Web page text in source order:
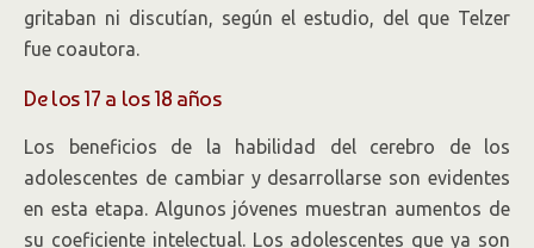
gritaban ni discutían, según el estudio, del que Telzer
fue coautora.
De los 17 a los 18 años
Los beneficios de la habilidad del cerebro de los
adolescentes de cambiar y desarrollarse son evidentes
en esta etapa. Algunos jóvenes muestran aumentos de
su coeficiente intelectual. Los adolescentes que ya son